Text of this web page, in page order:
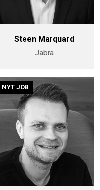
Steen Marquard
Jabra
NYT JOB